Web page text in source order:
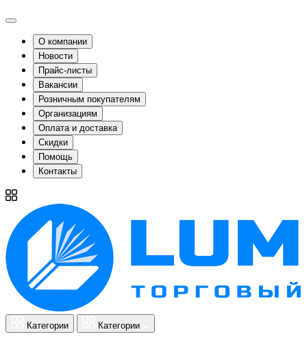
О компании
Новости
Прайс-листы
Вакансии
Розничным покупателям
Организациям
Оплата и доставка
Скидки
Помощь
Контакты
Категории Категории